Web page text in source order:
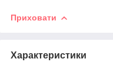
Приховати
Характеристики